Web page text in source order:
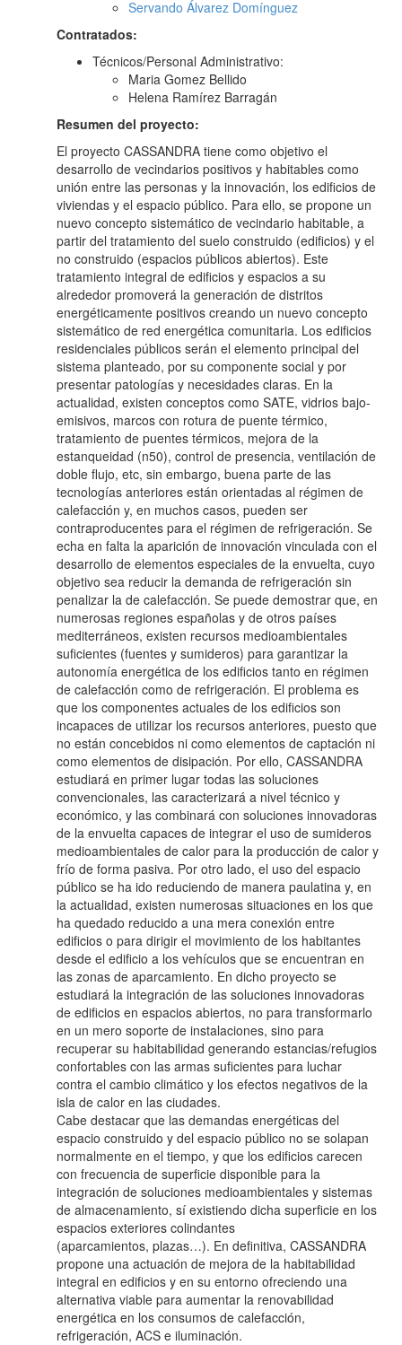
Servando Álvarez Domínguez
Contratados:
Técnicos/Personal Administrativo:
Maria Gomez Bellido
Helena Ramírez Barragán
Resumen del proyecto:
El proyecto CASSANDRA tiene como objetivo el
desarrollo de vecindarios positivos y habitables como
unión entre las personas y la innovación, los edificios de
viviendas y el espacio público. Para ello, se propone un
nuevo concepto sistemático de vecindario habitable, a
partir del tratamiento del suelo construido (edificios) y el
no construido (espacios públicos abiertos). Este
tratamiento integral de edificios y espacios a su
alrededor promoverá la generación de distritos
energéticamente positivos creando un nuevo concepto
sistemático de red energética comunitaria. Los edificios
residenciales públicos serán el elemento principal del
sistema planteado, por su componente social y por
presentar patologías y necesidades claras. En la
actualidad, existen conceptos como SATE, vidrios bajo-
emisivos, marcos con rotura de puente térmico,
tratamiento de puentes térmicos, mejora de la
estanqueidad (n50), control de presencia, ventilación de
doble flujo, etc, sin embargo, buena parte de las
tecnologías anteriores están orientadas al régimen de
calefacción y, en muchos casos, pueden ser
contraproducentes para el régimen de refrigeración. Se
echa en falta la aparición de innovación vinculada con el
desarrollo de elementos especiales de la envuelta, cuyo
objetivo sea reducir la demanda de refrigeración sin
penalizar la de calefacción. Se puede demostrar que, en
numerosas regiones españolas y de otros países
mediterráneos, existen recursos medioambientales
suficientes (fuentes y sumideros) para garantizar la
autonomía energética de los edificios tanto en régimen
de calefacción como de refrigeración. El problema es
que los componentes actuales de los edificios son
incapaces de utilizar los recursos anteriores, puesto que
no están concebidos ni como elementos de captación ni
como elementos de disipación. Por ello, CASSANDRA
estudiará en primer lugar todas las soluciones
convencionales, las caracterizará a nivel técnico y
económico, y las combinará con soluciones innovadoras
de la envuelta capaces de integrar el uso de sumideros
medioambientales de calor para la producción de calor y
frío de forma pasiva. Por otro lado, el uso del espacio
público se ha ido reduciendo de manera paulatina y, en
la actualidad, existen numerosas situaciones en los que
ha quedado reducido a una mera conexión entre
edificios o para dirigir el movimiento de los habitantes
desde el edificio a los vehículos que se encuentran en
las zonas de aparcamiento. En dicho proyecto se
estudiará la integración de las soluciones innovadoras
de edificios en espacios abiertos, no para transformarlo
en un mero soporte de instalaciones, sino para
recuperar su habitabilidad generando estancias/refugios
confortables con las armas suficientes para luchar
contra el cambio climático y los efectos negativos de la
isla de calor en las ciudades.
Cabe destacar que las demandas energéticas del
espacio construido y del espacio público no se solapan
normalmente en el tiempo, y que los edificios carecen
con frecuencia de superficie disponible para la
integración de soluciones medioambientales y sistemas
de almacenamiento, sí existiendo dicha superficie en los
espacios exteriores colindantes
(aparcamientos, plazas…). En definitiva, CASSANDRA
propone una actuación de mejora de la habitabilidad
integral en edificios y en su entorno ofreciendo una
alternativa viable para aumentar la renovabilidad
energética en los consumos de calefacción,
refrigeración, ACS e iluminación.